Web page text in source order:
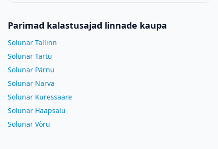
Parimad kalastusajad linnade kaupa
Solunar Tallinn
Solunar Tartu
Solunar Pärnu
Solunar Narva
Solunar Kuressaare
Solunar Haapsalu
Solunar Võru